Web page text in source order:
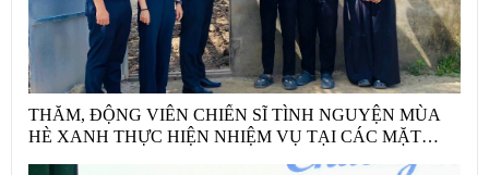
THĂM, ĐỘNG VIÊN CHIẾN SĨ TÌNH NGUYỆN MÙA
HÈ XANH THỰC HIỆN NHIỆM VỤ TẠI CÁC MẶT